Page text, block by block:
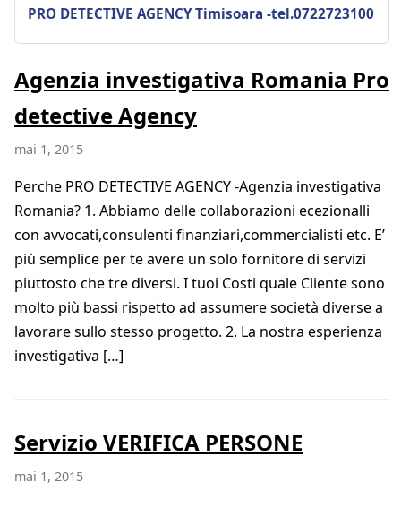
PRO DETECTIVE AGENCY Timisoara -tel.0722723100
Agenzia investigativa Romania Pro
detective Agency
mai 1, 2015
Perche PRO DETECTIVE AGENCY -Agenzia investigativa
Romania? 1. Abbiamo delle collaborazioni ecezionalli
con avvocati,consulenti finanziari,commercialisti etc. E’
più semplice per te avere un solo fornitore di servizi
piuttosto che tre diversi. I tuoi Costi quale Cliente sono
molto più bassi rispetto ad assumere società diverse a
lavorare sullo stesso progetto. 2. La nostra esperienza
investigativa […]
Servizio VERIFICA PERSONE
mai 1, 2015